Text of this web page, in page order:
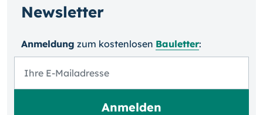
Newsletter
Anmeldung zum kosten­losen Bauletter: